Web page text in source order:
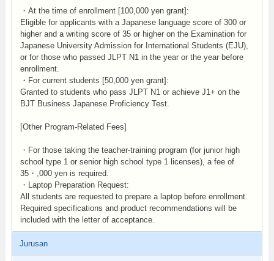
・At the time of enrollment [100,000 yen grant]:
Eligible for applicants with a Japanese language score of 300 or
higher and a writing score of 35 or higher on the Examination for
Japanese University Admission for International Students (EJU),
or for those who passed JLPT N1 in the year or the year before
enrollment.
・For current students [50,000 yen grant]:
Granted to students who pass JLPT N1 or achieve J1+ on the
BJT Business Japanese Proficiency Test.
[Other Program-Related Fees]
・For those taking the teacher-training program (for junior high
school type 1 or senior high school type 1 licenses), a fee of
35・,000 yen is required.
・Laptop Preparation Request:
All students are requested to prepare a laptop before enrollment.
Required specifications and product recommendations will be
included with the letter of acceptance.
Jurusan